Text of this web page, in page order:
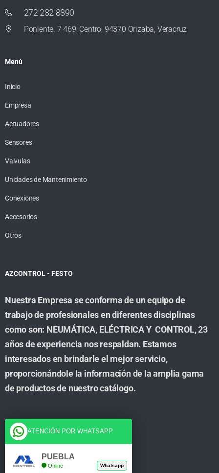
272 282 8890
Poniente. 7 469, Centro, 94370 Orizaba, Veracruz
Menú
Inicio
Empresa
Actuadores
Sensores
Valvulas
Unidades de Mantenimiento
Conexiones
Accesorios
Otros
AZCONTROL - FESTO
Nuestra Empresa se conforma de un equipo de
trabajo de profesionales en diferentes disciplinas
como son: NEUMÁTICA, ELÉCTRICA Y CONTROL, 23
años de experiencia nos respaldan. Estamos
interesados en brindarle el mejor servicio,
proporcionándole la información de la amplia gama
de productos de nuestro catálogo.
Cuenta
Tienda
ATENCIÓN POR WHATSAPP
PUEBLA
Online Whatsapp